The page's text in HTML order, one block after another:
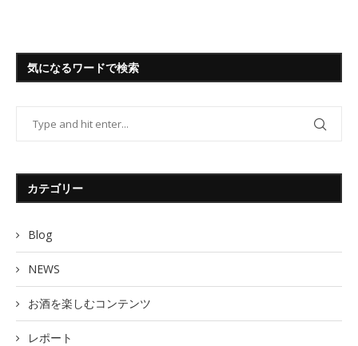
気になるワードで検索
カテゴリー
Blog
NEWS
お酒を楽しむコンテンツ
レポート